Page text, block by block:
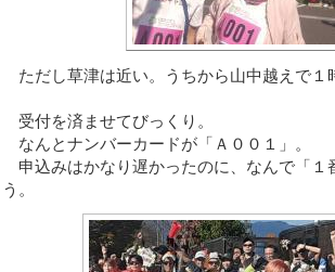
ただし草津は近い。うちから山中越えで１
受付を済ませてびっくり。
なんとナンバーカードが「Ａ００１」。
申込みはかなり遅かったのに、なんで「１
う。